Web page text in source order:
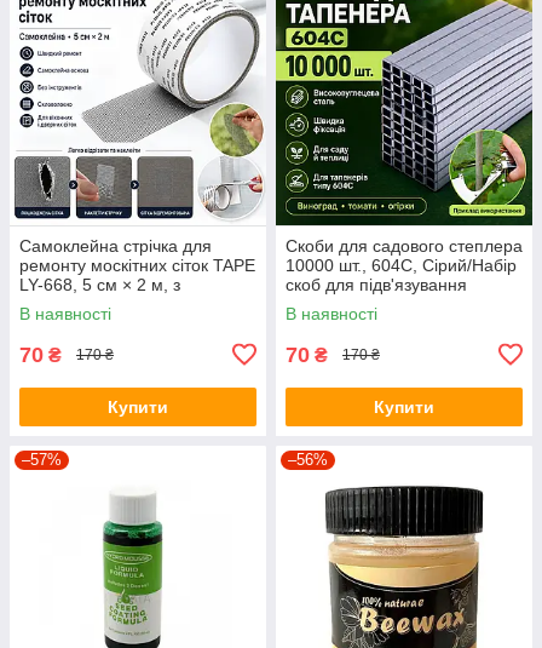
Самоклейна стрічка для
ремонту москітних сіток TAPE
LY-668, 5 см × 2 м, з
фібергласу
В наявності
70 ₴ 170 ₴
Купити
Скоби для садового степлера
10000 шт., 604С, Сірий/Набір
скоб для підв'язування
рослин
В наявності
70 ₴ 170 ₴
Купити
–57% –56%